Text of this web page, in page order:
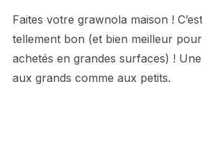
Faites votre grawnola maison !
tellement bon (et bien meilleur
achetés en grandes surfaces) !
aux grands comme aux petits.